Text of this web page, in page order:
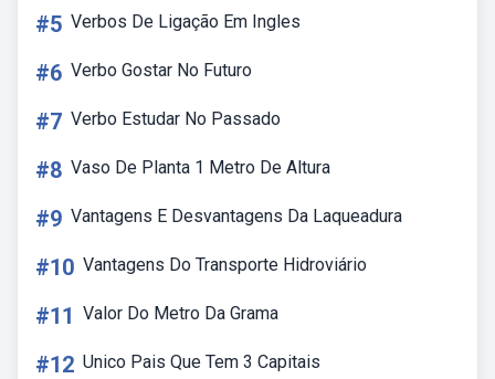
#5 Verbos De Ligação Em Ingles
#6 Verbo Gostar No Futuro
#7 Verbo Estudar No Passado
#8 Vaso De Planta 1 Metro De Altura
#9 Vantagens E Desvantagens Da Laqueadura
#10 Vantagens Do Transporte Hidroviário
#11 Valor Do Metro Da Grama
#12 Unico Pais Que Tem 3 Capitais